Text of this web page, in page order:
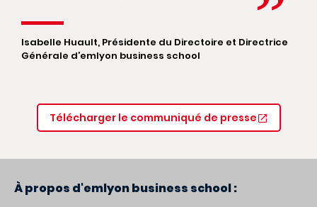
Isabelle Huault, Présidente du Directoire et Directrice
Générale d’emlyon business school
Télécharger le communiqué de presse
À propos d'emlyon business school :